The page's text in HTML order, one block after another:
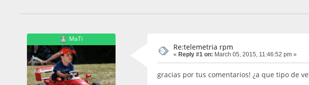
MaTi
Re:telemetria rpm
« Reply #1 on: March 05, 2015, 11:46:52 pm »
gracias por tus comentarios! ¿a que tipo de